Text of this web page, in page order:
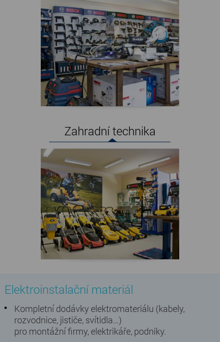
Zahradní technika
Elektroinstalační materiál
Kompletní dodávky elektromateriálu (kabely,
rozvodnice, jističe, svítidla…)
pro montážní firmy, elektrikáře, podniky.